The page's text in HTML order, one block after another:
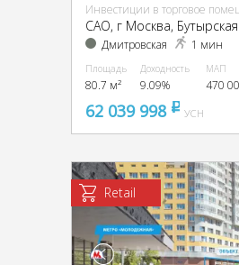
Инвестиции в торговое
CАО, г Москва, Бутырская
Дмитровская 1 мин
Площадь
80.7 м²
Доходность
9.09%
МАП
470
62 039 998 pуб
УСН
Retail